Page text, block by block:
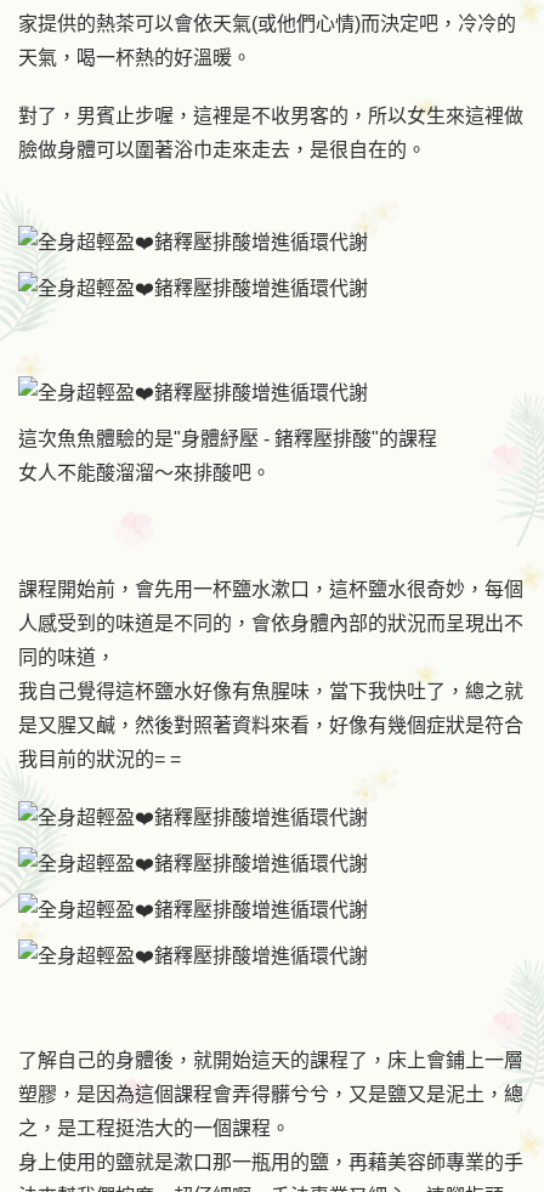
家提供的熱茶可以會依天氣(或他們心情)而決定吧，冷冷的
天氣，喝一杯熱的好溫暖。
對了，男賓止步喔，這裡是不收男客的，所以女生來這裡做
臉做身體可以圍著浴巾走來走去，是很自在的。
這次魚魚體驗的是"身體紓壓 - 鍺釋壓排酸"的課程
女人不能酸溜溜～來排酸吧。
課程開始前，會先用一杯鹽水漱口，這杯鹽水很奇妙，每個
人感受到的味道是不同的，會依身體內部的狀況而呈現出不
同的味道，
我自己覺得這杯鹽水好像有魚腥味，當下我快吐了，總之就
是又腥又鹹，然後對照著資料來看，好像有幾個症狀是符合
我目前的狀況的= =
了解自己的身體後，就開始這天的課程了，床上會鋪上一層
塑膠，是因為這個課程會弄得髒兮兮，又是鹽又是泥土，總
之，是工程挺浩大的一個課程。
身上使用的鹽就是漱口那一瓶用的鹽，再藉美容師專業的手